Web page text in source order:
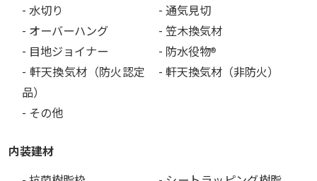
- 水切り
- 通気見切
- オーバーハング
- 笠木換気材
- 目地ジョイナー
- 防水役物®
- 軒天換気材（防火認定
品）
- 軒天換気材（非防火）
- その他
内装建材